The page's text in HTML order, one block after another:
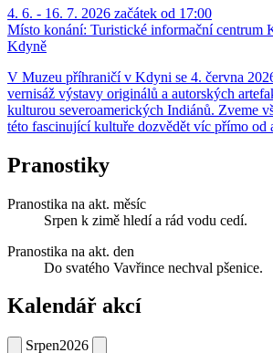
4. 6. - 16. 7. 2026 začátek od 17:00
Místo konání: Turistické informační centrum
Kdyně
V Muzeu příhraničí v Kdyni se 4. června
vernisáž výstavy originálů a autorských
kulturou severoamerických Indiánů. Zveme
této fascinující kultuře dozvědět víc přímo od
Pranostiky
Pranostika na akt. měsíc
Srpen k zimě hledí a rád vodu cedí.
Pranostika na akt. den
Do svatého Vavřince nechval pšenice.
Kalendář akcí
Srpen2026